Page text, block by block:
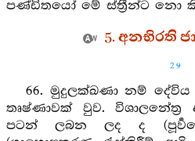
පණ්ඩිතයෝ මේ ස්ත්‍රීන්ට නො
5. අනභිරති
29
66. මුදුලක්ඛණා නම්
තෘෂ්ණාවක් වුව.
පටන් ලබන ලද ද